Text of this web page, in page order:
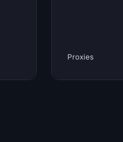
Proxies